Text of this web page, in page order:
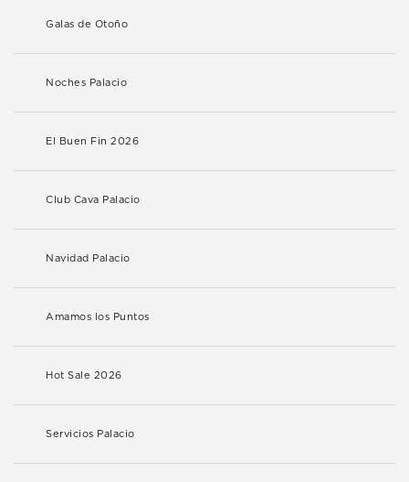
Galas de Otoño
Noches Palacio
El Buen Fin 2026
Club Cava Palacio
Navidad Palacio
Amamos los Puntos
Hot Sale 2026
Servicios Palacio